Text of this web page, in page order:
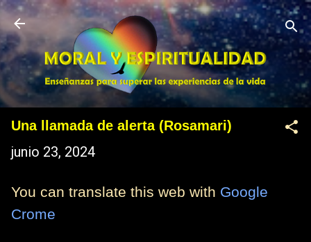
Ir al contenido principal
Una llamada de alerta (Rosamari)
junio 23, 2024
You can translate this web with Google
Crome